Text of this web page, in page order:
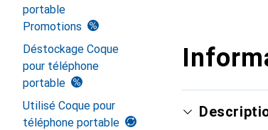
portable
Promotions
Déstockage Coque
pour téléphone
portable
Utilisé Coque pour
téléphone portable